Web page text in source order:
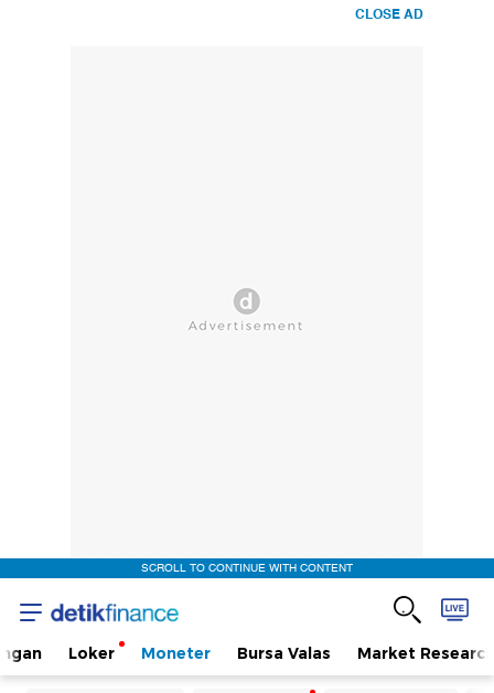
CLOSE AD
SCROLL TO CONTINUE WITH CONTENT
Loker Moneter Bursa Valas Market Research